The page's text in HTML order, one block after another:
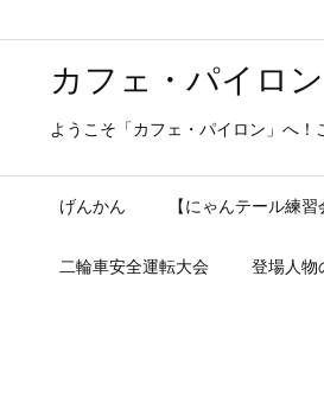
カフェ・パイロン
ようこそ「カフェ・パイロン」へ
げんかん 【にゃんテール練
二輪車安全運転大会 登場人物